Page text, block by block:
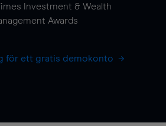
Investment & Wealth
Awards
för ett gratis demokonto